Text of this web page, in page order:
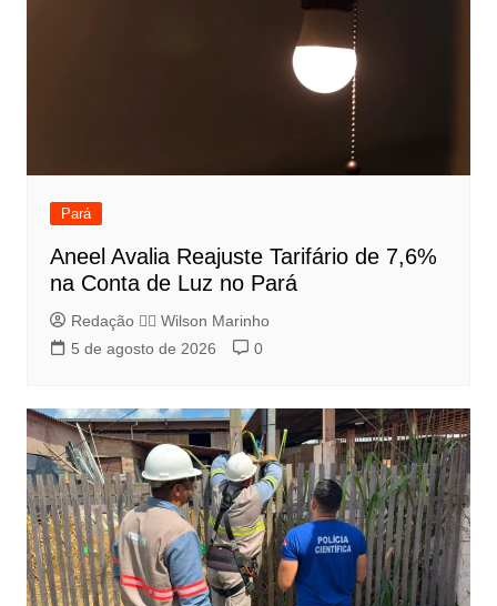
Pará
Aneel Avalia Reajuste Tarifário de 7,6%
na Conta de Luz no Pará
Redação 👨‍⚖️​ Wilson Marinho
5 de agosto de 2026
0